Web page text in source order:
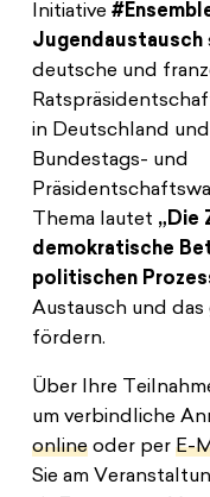
Initiative
Jugendaustausch
deutsche und
in Deutschland
Bundestags- und
Thema lautet „Die
demokratische
politischen
Austausch und
fördern.
Über Ihre
um verbindliche
onlineoder per E-
Sie am